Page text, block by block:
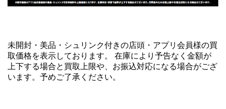
未開封・美品・シュリンク付きの店頭・アプリ会員様の買
取価格を表示しております。 在庫により予告なく金額が
上下する場合と買取上限や、お振込対応になる場合がござ
います。予めご了承ください。